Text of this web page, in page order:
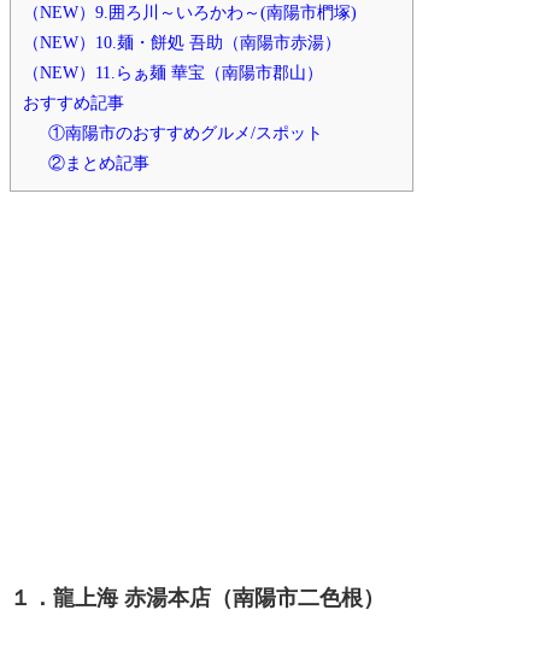
（NEW）9.囲ろ川～いろかわ～(南陽市椚塚)
（NEW）10.麺・餅処 吾助（南陽市赤湯）
（NEW）11.らぁ麺 華宝（南陽市郡山）
おすすめ記事
①南陽市のおすすめグルメ/スポット
②まとめ記事
１．龍上海 赤湯本店（南陽市二色根）